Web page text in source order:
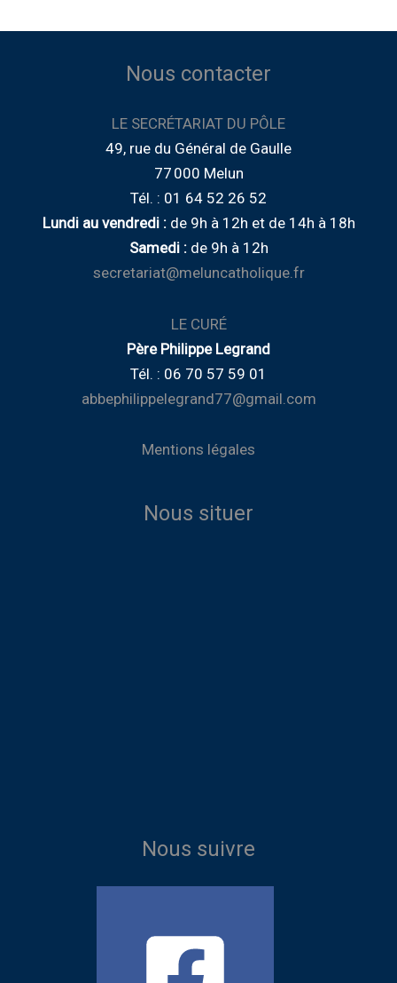
Nous contacter
LE SECRÉTARIAT DU PÔLE
49, rue du Général de Gaulle
77 000 Melun
Tél. : 01 64 52 26 52
Lundi au vendredi : de9h à 12h et de 14h à 18h
Samedi : de 9h à 12h
secretariat@meluncatholique.fr
LE CURÉ
Père Philippe Legrand
Tél. : 06 70 57 59 01
abbephilippelegrand77@gmail.com
Mentions légales
Nous situer
Nous suivre